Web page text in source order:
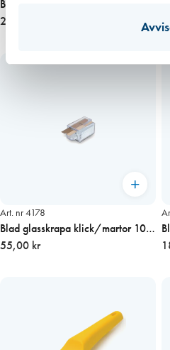
Blad till Triumph MK2, 25 st/fp
150 mm blad
295,00 kr
Art. nr 4178
Blad glasskrapa klick/martor 10
st/fp ANZA
55,00 kr